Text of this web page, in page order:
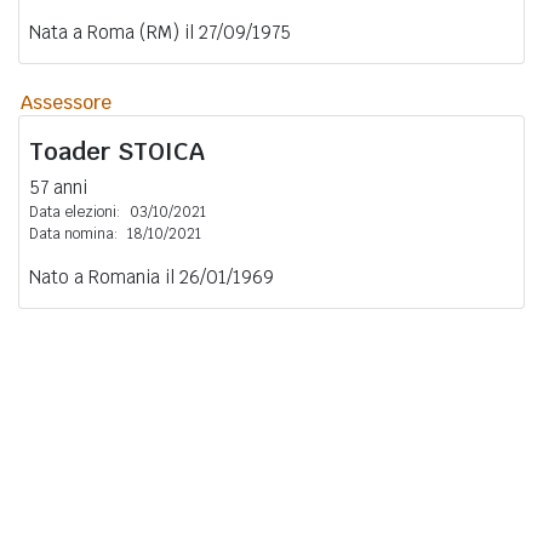
Nata a Roma (RM) il 27/09/1975
Assessore
Toader STOICA
57 anni
Data elezioni:
03/10/2021
Data nomina: 18/10/2021
Nato a Romania il 26/01/1969